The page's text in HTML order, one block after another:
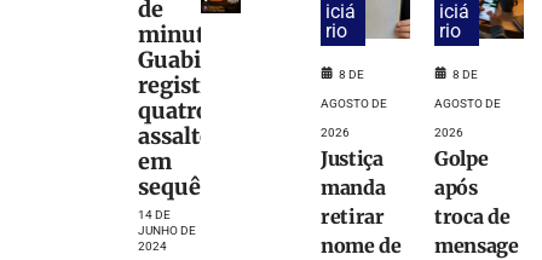
de
minutos,
Guabiruba
registra
quatro
assaltos
em
sequência
14 DE
JUNHO DE
2024
iciá
rio
8 DE
AGOSTO DE
2026
Justiça
manda
retirar
nome de
iciá
rio
8 DE
AGOSTO DE
2026
Golpe
após
troca de
mensage